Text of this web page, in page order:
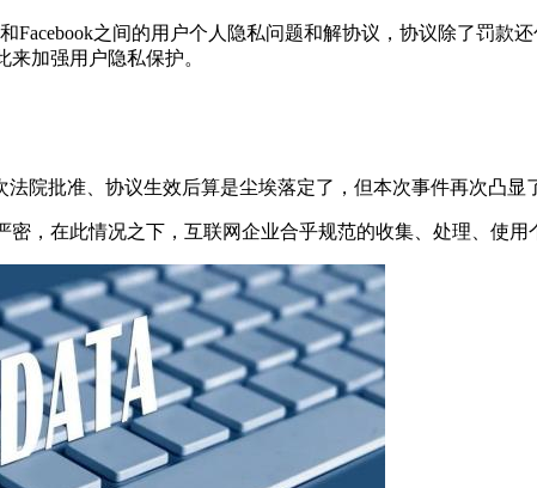
Facebook之间的用户个人隐私问题和解协议，协议除了罚款
加强用户隐私保护。
法院批准、协议生效后算是尘埃落定了，但本次事件再次凸显
，在此情况之下，互联网企业合乎规范的收集、处理、使用